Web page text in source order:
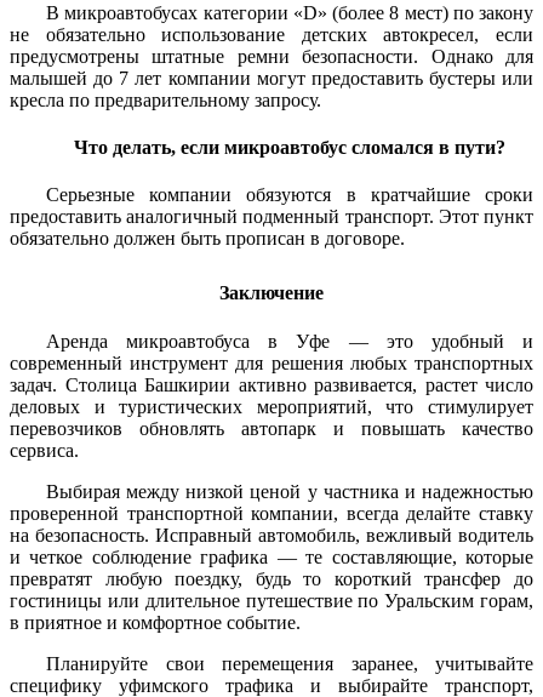
В микроавтобусах категории «D» (более 8 мест) по закону
не обязательно использование детских автокресел, если
предусмотрены штатные ремни безопасности. Однако для
малышей до 7 лет компании могут предоставить бустеры или
кресла по предварительному запросу.
Что делать, если микроавтобус сломался в пути?
Серьезные компании обязуются в кратчайшие сроки
предоставить аналогичный подменный транспорт. Этот пункт
обязательно должен быть прописан в договоре.
Заключение
Аренда микроавтобуса в Уфе — это удобный и
современный инструмент для решения любых транспортных
задач. Столица Башкирии активно развивается, растет число
деловых и туристических мероприятий, что стимулирует
перевозчиков обновлять автопарк и повышать качество
сервиса.
Выбирая между низкой ценой у частника и надежностью
проверенной транспортной компании, всегда делайте ставку
на безопасность. Исправный автомобиль, вежливый водитель
и четкое соблюдение графика — те составляющие, которые
превратят любую поездку, будь то короткий трансфер до
гостиницы или длительное путешествие по Уральским горам,
в приятное и комфортное событие.
Планируйте свои перемещения заранее, учитывайте
специфику уфимского трафика и выбирайте транспорт,